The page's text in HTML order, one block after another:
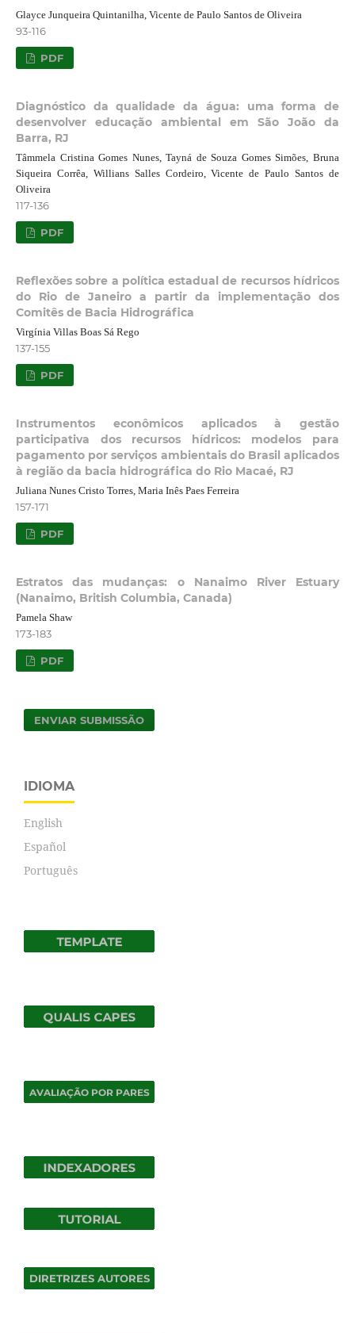
Glayce Junqueira Quintanilha, Vicente de Paulo Santos de Oliveira
93-116
PDF
Diagnóstico da qualidade da água: uma forma de
desenvolver educação ambiental em São João da
Barra, RJ
Tâmmela Cristina Gomes Nunes, Tayná de Souza Gomes Simões, Bruna
Siqueira Corrêa, Willians Salles Cordeiro, Vicente de Paulo Santos de
Oliveira
117-136
PDF
Reflexões sobre a política estadual de recursos hídricos
do Rio de Janeiro a partir da implementação dos
Comitês de Bacia Hidrográfica
Virgínia Villas Boas Sá Rego
137-155
PDF
Instrumentos econômicos aplicados à gestão
participativa dos recursos hídricos: modelos para
pagamento por serviços ambientais do Brasil aplicados
à região da bacia hidrográfica do Rio Macaé, RJ
Juliana Nunes Cristo Torres, Maria Inês Paes Ferreira
157-171
PDF
Estratos das mudanças: o Nanaimo River Estuary
(Nanaimo, British Columbia, Canada)
Pamela Shaw
173-183
PDF
ENVIAR SUBMISSÃO
IDIOMA
English
Español
Português